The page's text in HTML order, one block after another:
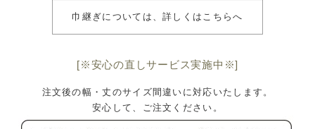
巾継ぎについては、詳しくはこちらへ
[※安心の直しサービス実施中※]
注文後の幅・丈のサイズ間違いに対応いたします。
安心して、ご注文ください。